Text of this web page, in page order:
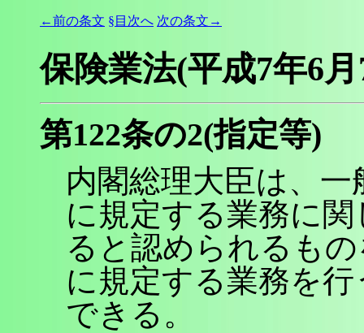
←前の条文 §目次へ 次の条文→
保険業法(平成7年6
第122条の2(指定等)
内閣総理大臣は、
に規定する業務に
ると認められるも
に規定する業務を
できる。